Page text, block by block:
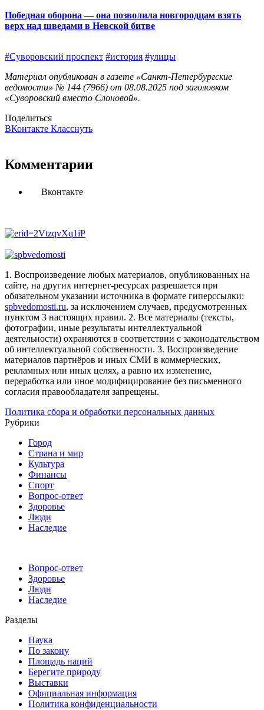
Победная оборона — она позволила новгородцам взять
верх над шведами в Невской битве
#Суворовский проспект #история #улицы
Материал опубликован в газете «Санкт-Петербургские
ведомости» № 144 (7966) от 08.08.2025 под заголовком
«Суворовский вместо Слоновой».
Поделиться
ВКонтакте Класснуть
Комментарии
Вконтакте
1. Воспроизведение любых материалов, опубликованных на
сайте, на других интернет-ресурсах разрешается при
обязательном указании источника в формате гиперссылки:
spbvedomosti.ru, за исключением случаев, предусмотренных
пунктом 3 настоящих правил. 2. Все материалы (тексты,
фотографии, иные результаты интеллектуальной
деятельности) охраняются в соответствии с законодательством
об интеллектуальной собственности. 3. Воспроизведение
материалов партнёров и иных СМИ в коммерческих,
рекламных или иных целях, а равно их изменение,
переработка или иное модифицирование без письменного
согласия правообладателя запрещены.
Политика сбора и обработки персональных данных
Рубрики
Город
Страна и мир
Культура
Финансы
Спорт
Вопрос-ответ
Здоровье
Люди
Наследие
Вопрос-ответ
Здоровье
Люди
Наследие
Разделы
Наука
По закону
Площадь наций
Берегите природу
Выставки
Официальная информация
Политика конфиденциальности